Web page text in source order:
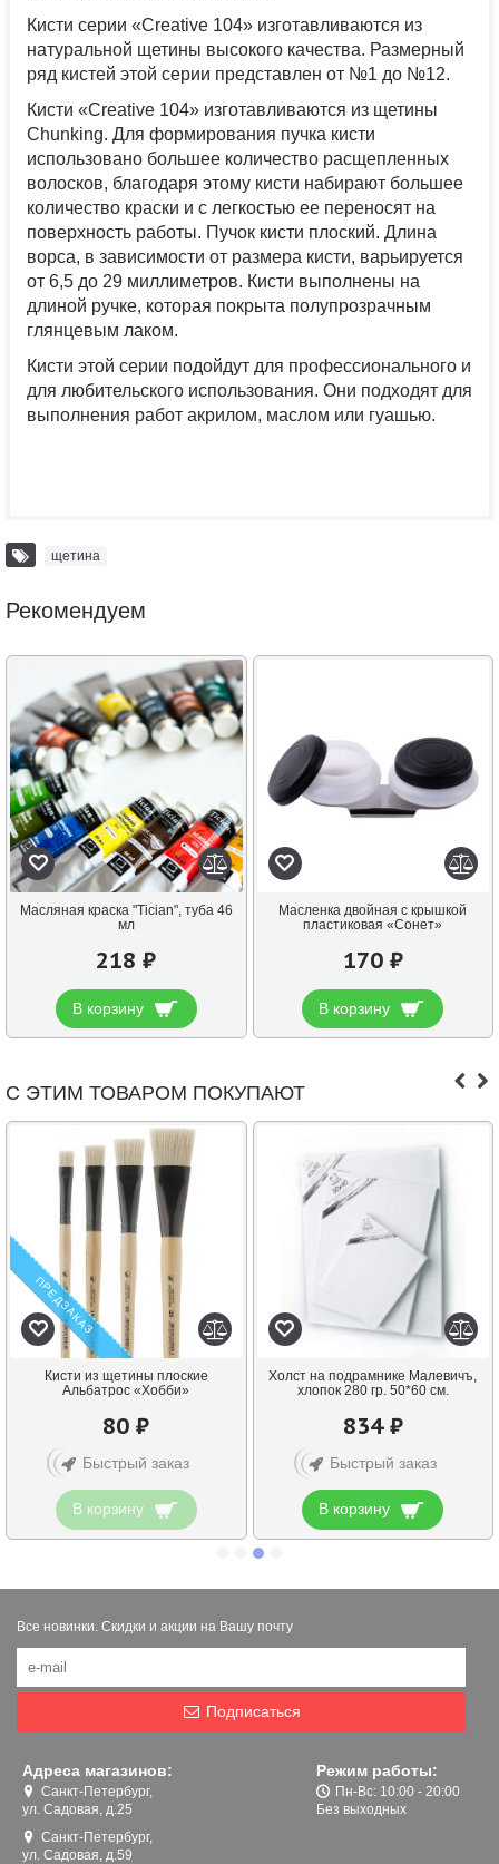
Кисти серии «Creative 104» изготавливаются из
натуральной щетины высокого качества. Размерный
ряд кистей этой серии представлен от №1 до №12.
Кисти «Creative 104» изготавливаются из щетины
Chunking. Для формирования пучка кисти
использовано большее количество расщепленных
волосков, благодаря этому кисти набирают большее
количество краски и с легкостью ее переносят на
поверхность работы. Пучок кисти плоский. Длина
ворса, в зависимости от размера кисти, варьируется
от 6,5 до 29 миллиметров. Кисти выполнены на
длиной ручке, которая покрыта полупрозрачным
глянцевым лаком.
Кисти этой серии подойдут для профессионального и
для любительского использования. Они подходят для
выполнения работ акрилом, маслом или гуашью.
щетина
Рекомендуем
Масляная краска "Tician", туба 46
мл
218 ₽
В корзину
Масленка двойная с крышкой
пластиковая «Сонет»
170 ₽
В корзину
С ЭТИМ ТОВАРОМ ПОКУПАЮТ
ПРЕДЗАКАЗ
Кисти из щетины плоские
Альбатрос «Хобби»
80 ₽
Быстрый заказ
В корзину
Холст на подрамнике Малевичъ,
хлопок 280 гр. 50*60 см.
834 ₽
Быстрый заказ
В корзину
Все новинки. Скидки и акции на Вашу почту
Подписаться
Адреса магазинов:
Санкт-Петербург,
ул. Садовая, д.25
Санкт-Петербург,
ул. Садовая, д.59
Режим работы:
Пн-Вс: 10:00 - 20:00
Без выходных